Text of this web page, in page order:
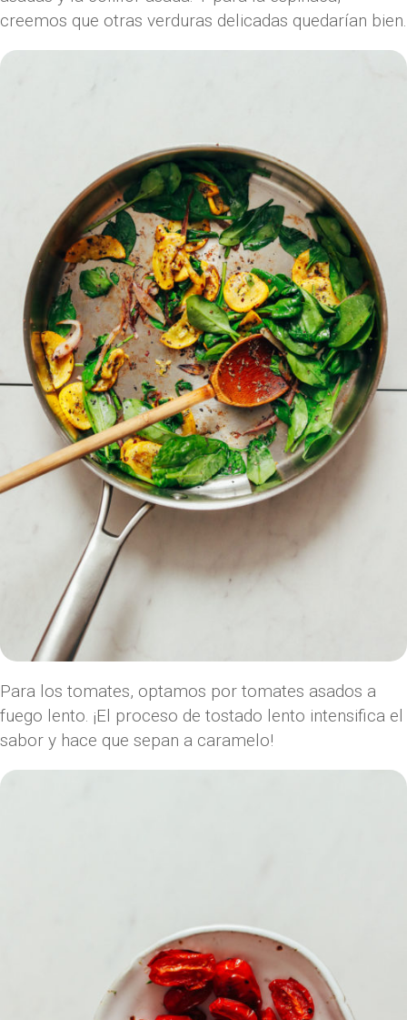
creemos que otras verduras delicadas quedarían bien.
Para los tomates, optamos por tomates asados ​​a
fuego lento. ¡El proceso de tostado lento intensifica el
sabor y hace que sepan a caramelo!